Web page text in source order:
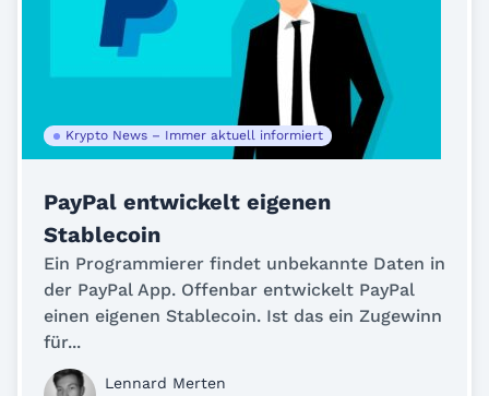
Krypto News – Immer aktuell informiert
PayPal entwickelt eigenen
Stablecoin
Ein Programmierer findet unbekannte Daten in
der PayPal App. Offenbar entwickelt PayPal
einen eigenen Stablecoin. Ist das ein Zugewinn
für...
Lennard Merten